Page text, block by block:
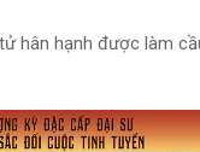
hân hạnh được làm